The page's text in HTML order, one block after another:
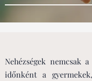
Nehézségek nemcsak
időnként a